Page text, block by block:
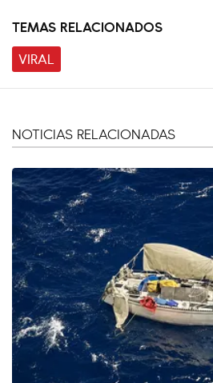
TEMAS RELACIONADOS
VIRAL
NOTICIAS RELACIONADAS